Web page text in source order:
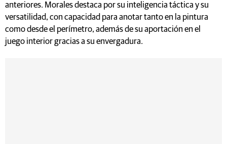
anteriores. Morales destaca por su inteligencia táctica y su
versatilidad, con capacidad para anotar tanto en la pintura
como desde el perímetro, además de su aportación en el
juego interior gracias a su envergadura.